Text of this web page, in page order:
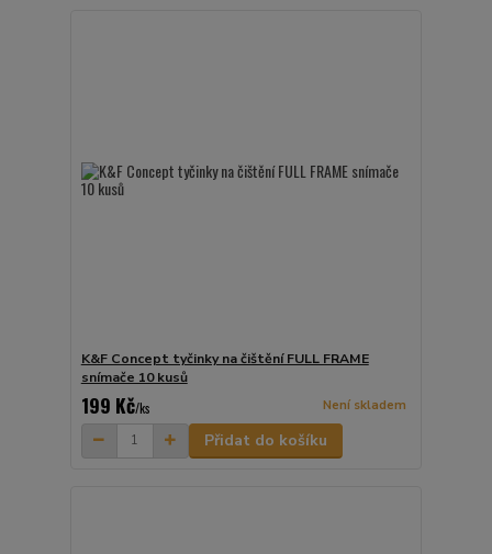
K&F Concept tyčinky na čištění FULL FRAME
snímače 10 kusů
199 Kč/ks Není skladem
Přidat do košíku